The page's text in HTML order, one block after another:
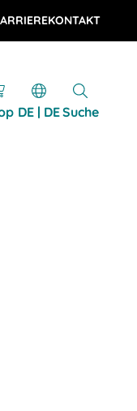
KONTAKT
DE | DESuche